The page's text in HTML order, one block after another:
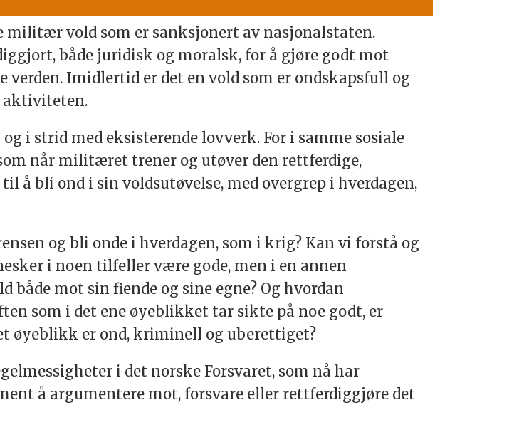
vold som er sanksjonert av nasjonalstaten.
både juridisk og moralsk, for å gjøre godt mot
Imidlertid er det en vold som er ondskapsfull og
aktiviteten.
i strid med eksisterende lovverk. For i samme sosiale
når militæret trener og utøver den rettferdige,
å bli ond i sin voldsutøvelse, med overgrep i hverdagen,
og bli onde i hverdagen, som i krig? Kan vi forstå og
i noen tilfeller være gode, men i en annen
både mot sin fiende og sine egne? Og hvordan
som i det ene øyeblikket tar sikte på noe godt, er
øyeblikk er ond, kriminell og uberettiget?
i det norske Forsvaret, som nå har
å argumentere mot, forsvare eller rettferdiggjøre det